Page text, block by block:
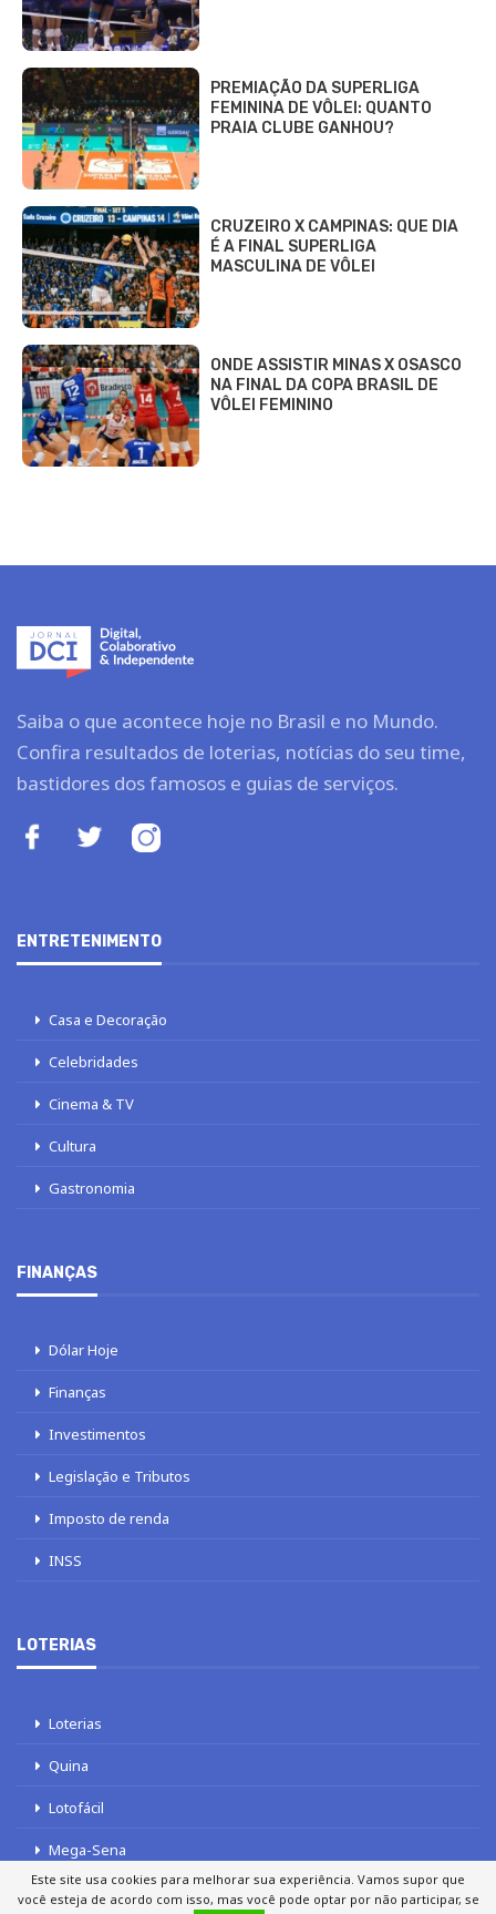
PREMIAÇÃO DA SUPERLIGA
FEMININA DE VÔLEI: QUANTO
PRAIA CLUBE GANHOU?
CRUZEIRO X CAMPINAS: QUE DIA
É A FINAL SUPERLIGA
MASCULINA DE VÔLEI
ONDE ASSISTIR MINAS X OSASCO
NA FINAL DA COPA BRASIL DE
VÔLEI FEMININO
Saiba o que acontece hoje no Brasil e no Mundo.
Confira resultados de loterias, notícias do seu time,
bastidores dos famosos e guias de serviços.
ENTRETENIMENTO
Casa e Decoração
Celebridades
Cinema & TV
Cultura
Gastronomia
FINANÇAS
Dólar Hoje
Finanças
Investimentos
Legislação e Tributos
Imposto de renda
INSS
LOTERIAS
Loterias
Quina
Lotofácil
Mega-Sena
Tele sena
Este site usa cookies para melhorar sua experiência. Vamos supor que
você esteja de acordo com isso, mas você pode optar por não participar, se